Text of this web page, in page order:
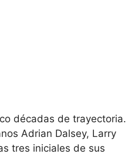
décadas de trayectoria.
Adrian Dalsey, Larry
tres iniciales de sus